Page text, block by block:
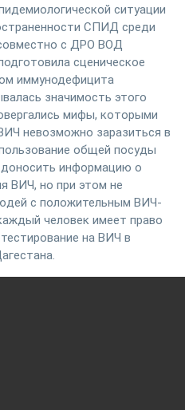
ситуации
СПИД среди
с ДРО ВОД
сценическое
иммунодефицита
значимость этого
мифы, которыми
невозможно заразиться в
общей посуды
доносить информацию о
ВИЧ, но при этом не
с положительным ВИЧ-
человек имеет право
на ВИЧ в